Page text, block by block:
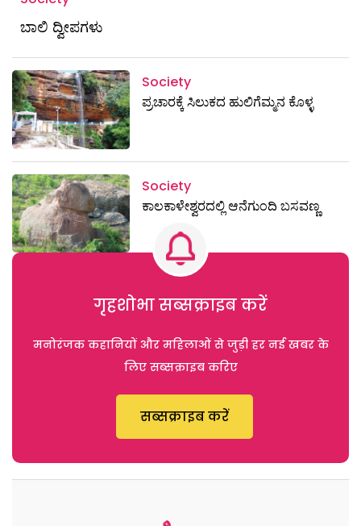
ಬಾಲಿ ದ್ವೀಪಗಳು
Society
ಪ್ರಚಾರಕ್ಕೆ ಸಿಲುಕದ ಹುಲಿಗೆಮ್ಮನ ಕೊಳ್ಳ
Society
ಕಾಲಕಾಳೇಶ್ವರದಲ್ಲಿ ಆನೆಗುಂದಿ ಬಸವಣ್ಣ
गृहशोभा सब्सक्राइब करें
मनोरंजक कहानियों और महिलाओं से जुड़ी हर नई खबर के
लिए सब्सक्राइब करिए
सब्सक्राइब करें